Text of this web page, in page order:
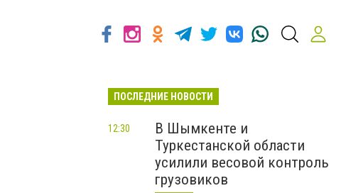
ПОСЛЕДНИЕ НОВОСТИ
В Шымкенте и
Туркестанской области
усилили весовой контроль
грузовиков
12:30